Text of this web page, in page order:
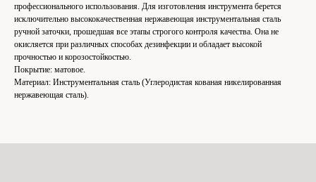
профессионального использования. Для изготовления инструмента берется
исключительно высококачественная нержавеющая инструментальная сталь
ручной заточки, прошедшая все этапы строгого контроля качества. Она не
окисляется при различных способах дезинфекции и обладает высокой
прочностью и корозостойкостью.
Покрытие: матовое.
Материал: Инструментальная сталь (Углеродистая кованая никелированная
нержавеющая сталь).